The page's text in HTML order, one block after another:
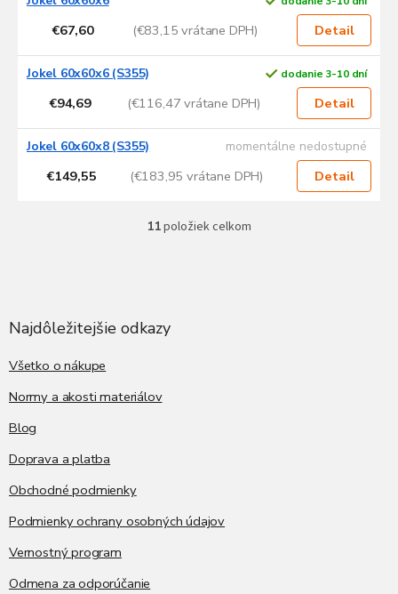
€67,60 (€83,15 vrátane DPH) Detail
Jokel 60x60x6 (S355) dodanie 3-10 dní
€94,69 (€116,47 vrátane DPH) Detail
Jokel 60x60x8 (S355) momentálne nedostupné
€149,55 (€183,95 vrátane DPH) Detail
O
i
11položiek celkom
Najdôležitejšie odkazy
Všetko o nákupe
Normy a akosti materiálov
Blog
Doprava a platba
Obchodné podmienky
Podmienky ochrany osobných údajov
Vernostný program
Odmena za odporúčanie